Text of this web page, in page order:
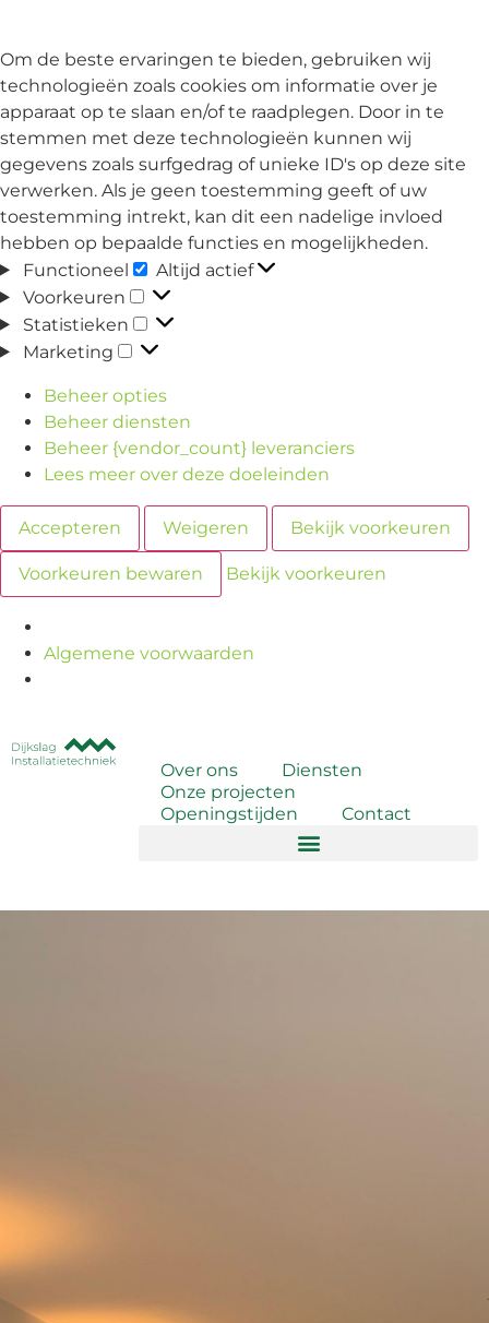
Om de beste ervaringen te bieden, gebruiken wij
technologieën zoals cookies om informatie over je
apparaat op te slaan en/of te raadplegen. Door in te
stemmen met deze technologieën kunnen wij
gegevens zoals surfgedrag of unieke ID's op deze site
verwerken. Als je geen toestemming geeft of uw
toestemming intrekt, kan dit een nadelige invloed
hebben op bepaalde functies en mogelijkheden.
Functioneel
Altijd actief
Voorkeuren
Statistieken
Marketing
Beheer opties
Beheer diensten
Beheer {vendor_count} leveranciers
Lees meer over deze doeleinden
Accepteren Weigeren Bekijk voorkeuren
Voorkeuren bewaren Bekijk voorkeuren
Algemene voorwaarden
Over ons
Diensten
Onze projecten
Openingstijden
Contact